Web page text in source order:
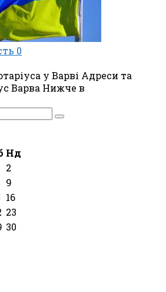
0
у Варві Адреси та
Варва Нижче в
Нд
2
9
16
23
30